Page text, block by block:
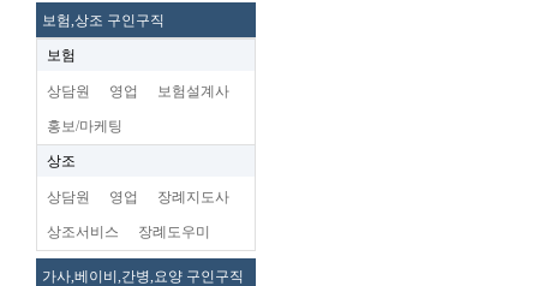
보험,상조 구인구직
보험
상담원 영업 보험설계사
홍보/마케팅
상조
상담원 영업 장례지도사
상조서비스 장례도우미
가사,베이비,간병,요양 구인구직